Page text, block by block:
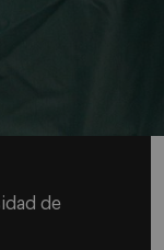
de